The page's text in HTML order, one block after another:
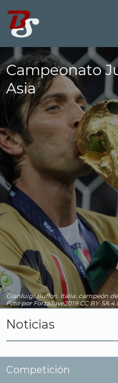
Campeonato
Asia
Gianluigi Buffon, Italia, campeón
Foto por ForzaJuve2019CC BY-SA
Noticias
Competición